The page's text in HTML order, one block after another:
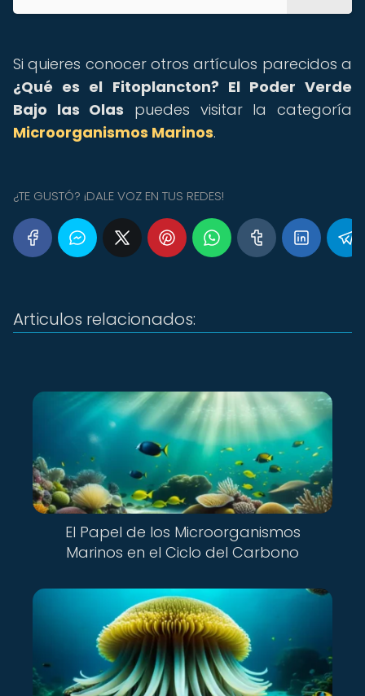
Si quieres conocer otros artículos parecidos a
¿Qué es el Fitoplancton? El Poder Verde
Bajo las Olas puedes visitar la categoría
Microorganismos Marinos.
¿TE GUSTÓ? ¡DALE VOZ EN TUS REDES!
Articulos relacionados:
El Papel de los Microorganismos
Marinos en el Ciclo del Carbono